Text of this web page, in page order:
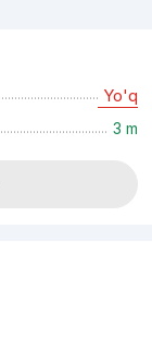
Yo'q
3 m